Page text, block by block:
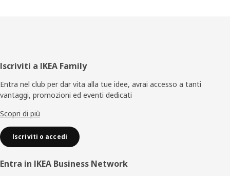
Piè
di
pagina
Iscriviti a IKEA Family
Entra nel club per dar vita alla tue idee, avrai accesso a tanti
vantaggi, promozioni ed eventi dedicati
Scopri di più
Iscriviti o accedi
Entra in IKEA Business Network